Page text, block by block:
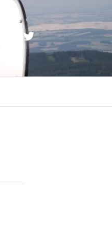
YouTubeTwitter